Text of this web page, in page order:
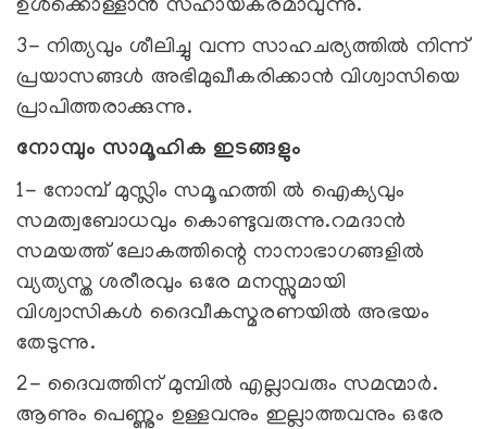
ഉൾക്കൊള്ളാൻ സഹായകരമാവുന്നു.
3- നിത്യവും ശീലിച്ചു വന്ന സാഹചര്യത്തിൽ നിന്ന്
പ്രയാസങ്ങൾ അഭിമുഖീകരിക്കാൻ വിശ്വാസിയെ
പ്രാപിത്തരാക്കുന്നു.
നോമ്പും സാമൂഹിക ഇടങ്ങളും
1- നോമ്പ് മുസ്ലിം സമൂഹത്തി ൽ ഐക്യവും
സമത്വബോധവും കൊണ്ടുവരുന്നു.റമദാൻ
സമയത്ത് ലോകത്തിന്റെ നാനാഭാഗങ്ങളിൽ
വ്യത്യസ്ത ശരീരവും ഒരേ മനസ്സുമായി
വിശ്വാസികൾ ദൈവീകസ്മരണയിൽ അഭയം
തേടുന്നു.
2- ദൈവത്തിന് മുമ്പിൽ എല്ലാവരും സമന്മാർ.
ആണും പെണ്ണും ഉള്ളവനും ഇല്ലാത്തവനും ഒരേ